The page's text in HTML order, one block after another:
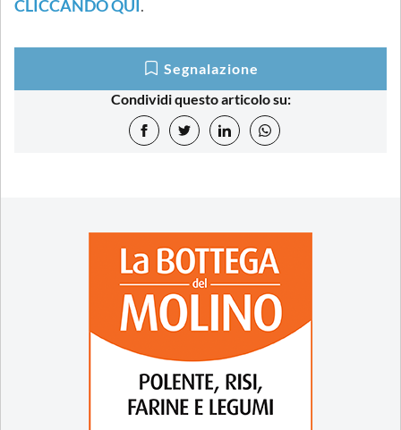
CLICCANDO QUI .
Segnalazione
Condividi questo articolo su: